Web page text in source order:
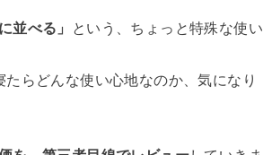
並べる」
という、ちょっと特殊な使い
らどんな使い心地なのか、気になり